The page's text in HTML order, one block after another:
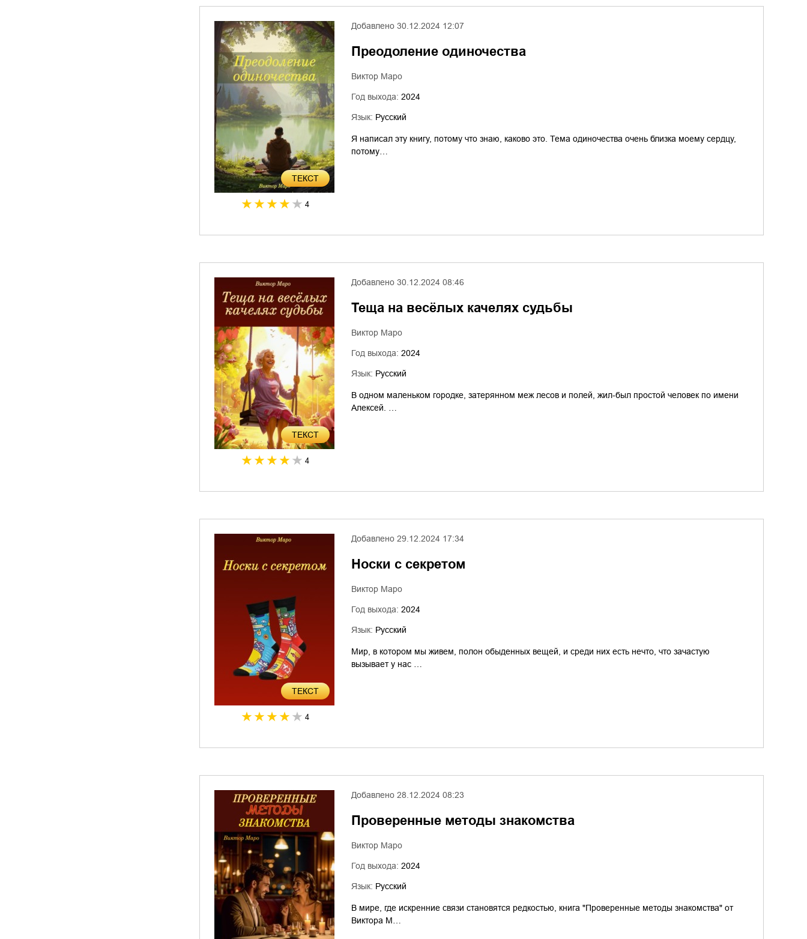
ТЕКСТ
4
Добавлено 30.12.2024 12:07
Преодоление одиночества
Виктор Маро
Год выхода: 2024
Язык: Русский
Я написал эту книгу, потому что знаю, каково это. Тема одиночества очень близка моему сердцу,
потому…
ТЕКСТ
4
Добавлено 30.12.2024 08:46
Теща на весёлых качелях судьбы
Виктор Маро
Год выхода: 2024
Язык: Русский
В одном маленьком городке, затерянном меж лесов и полей, жил-был простой человек по имени
Алексей. …
ТЕКСТ
4
Добавлено 29.12.2024 17:34
Носки с секретом
Виктор Маро
Год выхода: 2024
Язык: Русский
Мир, в котором мы живем, полон обыденных вещей, и среди них есть нечто, что зачастую
вызывает у нас …
Добавлено 28.12.2024 08:23
Проверенные методы знакомства
Виктор Маро
Год выхода: 2024
Язык: Русский
В мире, где искренние связи становятся редкостью, книга "Проверенные методы знакомства" от
Виктора М…